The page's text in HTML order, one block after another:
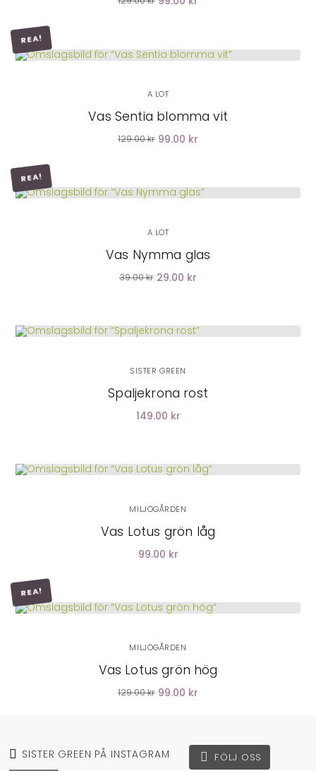
REA!
LÄGG I VARUKORG
A LOT
Vas Sentia blomma vit
129.00 kr 99.00 kr
REA!
LÄGG I VARUKORG
A LOT
Vas Nymma glas
39.00 kr 29.00 kr
LÄGG I VARUKORG
SISTER GREEN
Spaljekrona rost
149.00 kr
MILJÖGÅRDEN
Vas Lotus grön låg
99.00 kr
REA!
LÄGG I VARUKORG
MILJÖGÅRDEN
Vas Lotus grön hög
129.00 kr 99.00 kr
SISTER GREEN PÅ INSTAGRAM FÖLJ OSS